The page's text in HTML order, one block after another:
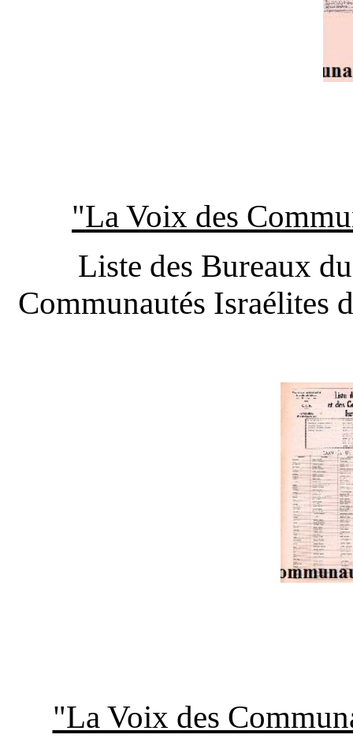
"La Voix des
Liste des Bureaux
Communautés Israélites
"La Voix des